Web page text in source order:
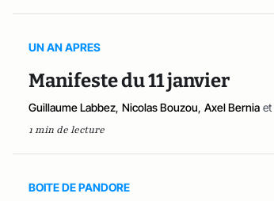
UN AN APRES
Manifeste du 11 janvier
Guillaume Labbez, Nicolas Bouzou, Axel Bernia et
1 min de lecture
BOITE DE PANDORE